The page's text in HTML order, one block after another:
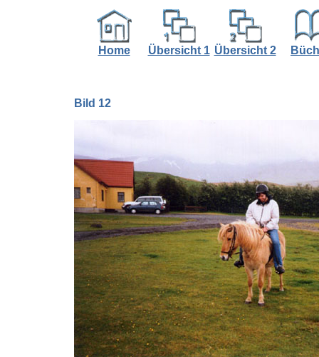
Home Übersicht 1 Übersicht 2
Bild 12